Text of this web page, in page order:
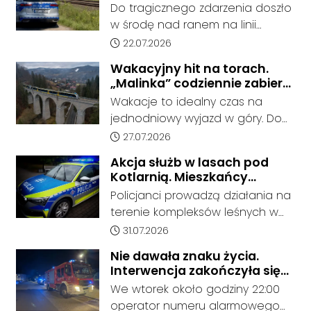
Rekrutacja nadal trwa – do 13
lipca komisje rekrutacyjne
weryfikują dokumenty
15.00 zostaną opublikowane
ostateczne listy przyjętych po
potwierdzeniu przez uczniów woli
podjęcia nauki.
osobowych i pojazdu
ciężarowego.
Koźle - Gliwice. Nie żyje
mężczyzna
Do tragicznego zdarzenia doszło
w środę nad ranem na linii
kolejowej nr 137. Około godziny
zadysponowane na odcinek
Rudziniec Gliwicki - Nowa Wieś,
gdzie doszło do potrącenia
człowieka przez pociąg.
Data dodania artykułu:
22.07.2026
Wakacyjny hit na torach.
„Malinka” codziennie zabiera
pasażerów z Kędzierzyna-
Koźla do Wisły
Wakacje to idealny czas na
jednodniowy wyjazd w góry. Do
końca sierpnia pociąg POLREGIO
oferując bezpośrednie
połączenie z Kędzierzyna-Koźla
do Beskidów. Jak informuje
przewoźnik, połączenie cieszy się
dużym zainteresowaniem
pasażerów.
Data dodania artykułu:
27.07.2026
Akcja służb w lasach pod
Kotlarnią. Mieszkańcy
proszeni o ostrożność
Policjanci prowadzą działania na
terenie kompleksów leśnych w
rejonie gminy Bierawa. Jak udało
poszukują mężczyzny, który może
posiadać niebezpieczne
narzędzie, nieoficjalnie broń i
Data dodania artykułu:
31.07.2026
Nie dawała znaku życia.
Interwencja zakończyła się
tragicznym odkryciem
We wtorek około godziny 22:00
operator numeru alarmowego